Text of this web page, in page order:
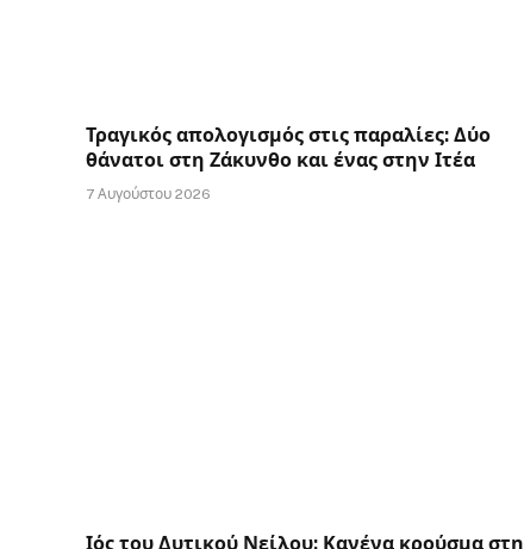
Τραγικός απολογισμός στις παραλίες: Δύο
θάνατοι στη Ζάκυνθο και ένας στην Ιτέα
7 Αυγούστου 2026
Ιός του Δυτικού Νείλου: Κανένα κρούσμα στη